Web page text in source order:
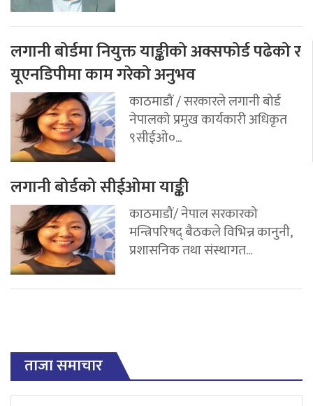
लगानी बोर्डमा नियुक्त याङ्कीको अक्सफोर्ड पढेको र
यूएनडिपीमा काम गरेको अनुभव
काठमाडौं / सरकारले लगानी बोर्ड
नेपालको प्रमुख कार्यकारी अधिकृत
९सीईओ०...
लगानी बोर्डको सीईओमा याङ्की
काठमाडौं/ नेपाल सरकारको
मन्त्रिपरिषद् बैठकले विभिन्न कानुनी,
प्रशासनिक तथा संस्थागत...
ताजा समाचार